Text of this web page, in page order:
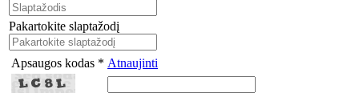
Pakartokite slaptažodį
Apsaugos kodas * Atnaujinti